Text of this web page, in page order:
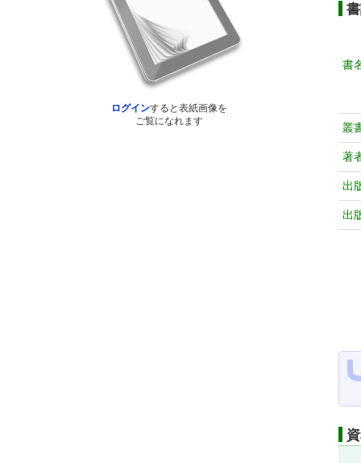
ログインすると表紙画像を
ご覧になれます
書
叢
著
出
出